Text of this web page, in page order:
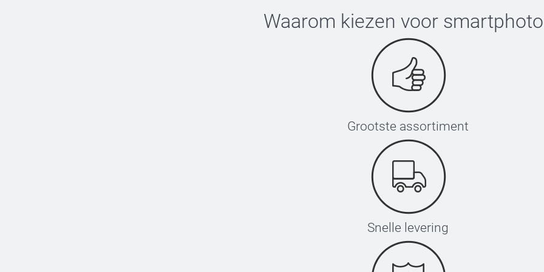
Waarom kiezen voor smartphoto
Grootste assortiment
Snelle levering